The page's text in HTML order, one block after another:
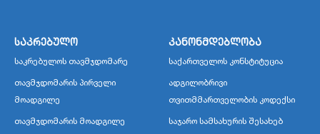
საკრებულო
საკრებულოს თავმჯდომარე
თავმჯდომარის პირველი
მოადგილე
თავმჯდომარის მოადგილე
კანონმდებლობა
საქართველოს კონსტიტუცია
ადგილობრივი
თვითმმართველობის კოდექსი
საჯარო სამსახურის შესახებ